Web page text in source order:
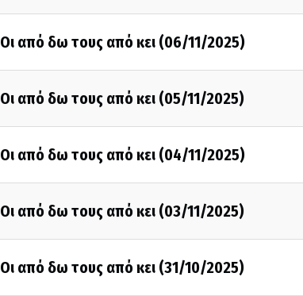
Οι από δω τους από κει (06/11/2025)
Οι από δω τους από κει (05/11/2025)
Οι από δω τους από κει (04/11/2025)
Οι από δω τους από κει (03/11/2025)
Οι από δω τους από κει (31/10/2025)